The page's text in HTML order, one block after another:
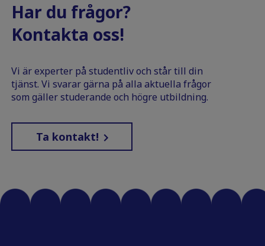
Har du frågor?
Kontakta oss!
Vi är experter på studentliv och står till din
tjänst. Vi svarar gärna på alla aktuella frågor
som gäller studerande och högre utbildning.
Ta kontakt!